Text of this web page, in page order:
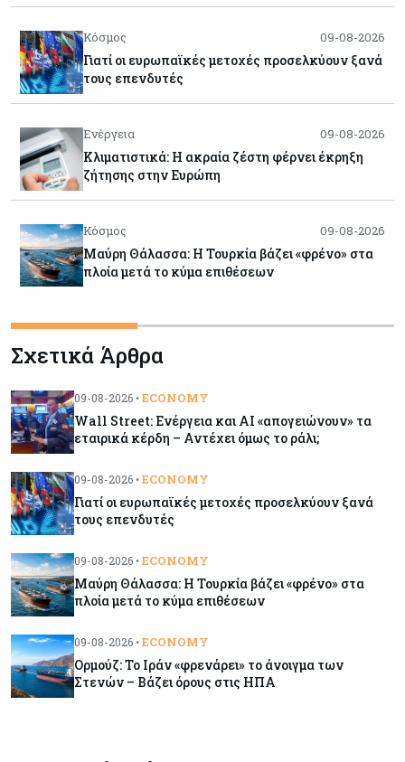
Κόσμος 09-08-2026
Γιατί οι ευρωπαϊκές μετοχές προσελκύουν ξανά
τους επενδυτές
Ενέργεια 09-08-2026
Κλιματιστικά: Η ακραία ζέστη φέρνει έκρηξη
ζήτησης στην Ευρώπη
Κόσμος 09-08-2026
Μαύρη Θάλασσα: Η Τουρκία βάζει «φρένο» στα
πλοία μετά το κύμα επιθέσεων
Tech 09-08-2026
Τεχνητή νοημοσύνη: Αλλάζει τα δεδομένα στην
επικοινωνία – Μια επικίνδυνη «τελειότητα»
Κόσμος 09-08-2026
Ορμούζ: Το Ιράν «φρενάρει» το άνοιγμα των
Κύπρος
σύνδεση Κύπρου - Ελλάδας
Golden Fleet: Τα νέα θωρηκτά του Τραμπ που
προκαλούν αντιδράσεις και ο λογαριασμός –
μαμούθ
Σχετικά Άρθρα
09-08-2026 • ECONOMY
Wall Street: Ενέργεια και AI «απογειώνουν» τα
εταιρικά κέρδη – Αντέχει όμως το ράλι;
09-08-2026 • ECONOMY
Γιατί οι ευρωπαϊκές μετοχές προσελκύουν ξανά
τους επενδυτές
09-08-2026 • ECONOMY
Μαύρη Θάλασσα: Η Τουρκία βάζει «φρένο» στα
πλοία μετά το κύμα επιθέσεων
09-08-2026 • ECONOMY
Ορμούζ: Το Ιράν «φρενάρει» το άνοιγμα των
Στενών – Βάζει όρους στις ΗΠΑ